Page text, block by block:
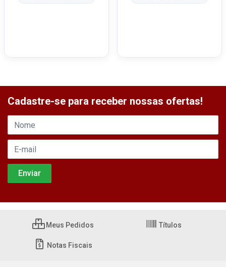
Cadastre-se para receber nossas ofertas!
Meus Pedidos Títulos
Notas Fiscais